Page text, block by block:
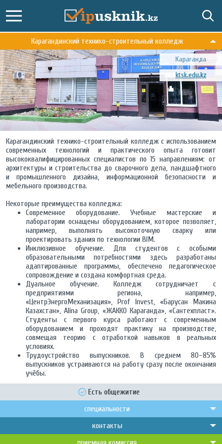
Карагандинский технико-строительный колледж
Караганда
ktsk.edu.kz
Карагандинский технико-строительный колледж с использованием
современных технологий и практического опыта готовит
высококвалифицированных специалистов по 15 направлениям: от
архитектуры и строительства до сварочного дела, ландшафтного
и промышленного дизайна, информационной безопасности и
мебельного производства.
Некоторые преимущества колледжа:
Современное оборудование. Учебные мастерские и
лаборатории оснащены оборудованием, которое позволяет,
например, выполнять высокоточную сварку или
проектировать здания по технологии BIM.
Инклюзивное обучение. Для студентов с особыми
образовательными потребностями здесь разработаны
адаптированные программы, обеспечено педагогическое
сопровождение и создана комфортная среда.
Дуальное обучение. Колледж сотрудничает с
предприятиями региона, например,
«ЦентрЭнергоМеханизация», Prof Invest, «Барусан Макина
Казахстан», Alina Group, «ЖАККО Караганда», «Сантехпласт».
Студенты с первого курса работают с современным
оборудованием и проходят практику на производстве,
совмещая теорию с отработкой навыков в реальных
условиях.
Трудоустройство выпускников. В среднем 80–85%
выпускников устраиваются на работу сразу после окончания
учёбы.
Есть общежитие
специальности
контакты